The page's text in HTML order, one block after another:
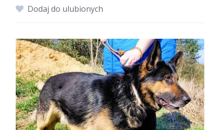
Dodaj do ulubionych